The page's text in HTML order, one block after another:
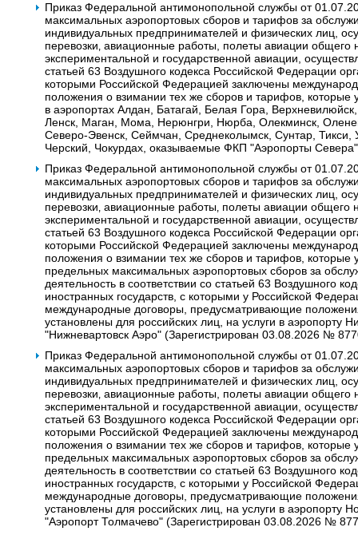
Приказ Федеральной антимонопольной службы от
максимальных аэропортовых сборов и тарифов за
индивидуальных предпринимателей и физических лиц,
перевозки‚ авиационные работы, полеты авиации общего
экспериментальной и государственной авиации,
статьей 63 Воздушного кодекса Российской Федерации
которыми Российской Федерацией заключены
положения о взимании тех же сборов и тарифов, которые
в аэропортах Алдан, Батагай, Белая Гора,
Ленск, Маган, Мома, Нерюнгри, Нюрба, Олекминск,
Северо-Эвенск, Сеймчан, Среднеколымск, Сунтар, Тикси,
Черский, Чокурдах, оказываемые ФКП "Аэропорты
Приказ Федеральной антимонопольной службы от
максимальных аэропортовых сборов и тарифов за
индивидуальных предпринимателей и физических лиц,
перевозки‚ авиационные работы‚ полеты авиации общего
экспериментальной и государственной авиации,
статьей 63 Воздушного кодекса Российской Федерации
которыми Российской Федерацией заключены
положения о взимании тех же сборов и тарифов, которые
предельных максимальных аэропортовых сборов за
деятельность в соответствии со статьей 63 Воздушного
иностранных государств, с которыми у Российской
международные договоры, предусматривающие
установлены для российских лиц, на услуги в аэропорту
"Нижневартовск Аэро" (Зарегистрирован 03.08.2026 №
Приказ Федеральной антимонопольной службы от
максимальных аэропортовых сборов и тарифов за
индивидуальных предпринимателей и физических лиц,
перевозки‚ авиационные работы, полеты авиации общего
экспериментальной и государственной авиации,
статьей 63 Воздушного кодекса Российской Федерации
которыми Российской Федерацией заключены
положения о взимании тех же сборов и тарифов, которые
предельных максимальных аэропортовых сборов за
деятельность в соответствии со статьей 63 Воздушного
иностранных государств, с которыми у Российской
международные договоры, предусматривающие
установлены для российских лиц, на услуги в аэропорту
"Аэропорт Толмачево" (Зарегистрирован 03.08.2026 №